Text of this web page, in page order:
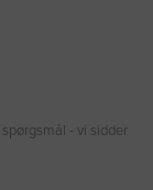
- vi sidder